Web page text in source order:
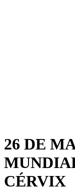
26 DE
CÉRVIX